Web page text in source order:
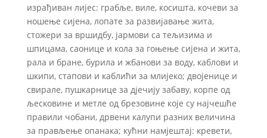
израђиван лијес: грабље, виле, косишта, кочеви за
ношење сијена, лопате за развијавање жита,
стожери за вршидбу, јармови са тељизима и
шпицама, саонице и кола за гоњење сијена и жита,
рала и бране, бурила и жбанови за воду, каблови и
шкипи, стапови и каблићи за млијеко; двојенице и
свирале, пушкарнице за дјечију забаву, корпе од
љесковине и метле од брезовине које су најчешће
правили чобани, дрвени калупи разних величина
за прављење опанака; кућни намјештај: кревети,